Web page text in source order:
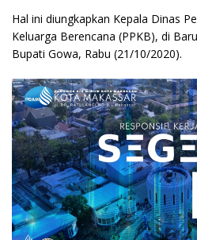
Hal ini diungkapkan Kepala Dinas
Keluarga Berencana (PPKB), di
Bupati Gowa, Rabu (21/10/2020).